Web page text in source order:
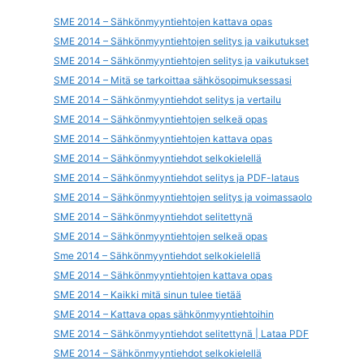
SME 2014 – Sähkönmyyntiehtojen kattava opas
SME 2014 – Sähkönmyyntiehtojen selitys ja vaikutukset
SME 2014 – Sähkönmyyntiehtojen selitys ja vaikutukset
SME 2014 – Mitä se tarkoittaa sähkösopimuksessasi
SME 2014 – Sähkönmyyntiehdot selitys ja vertailu
SME 2014 – Sähkönmyyntiehtojen selkeä opas
SME 2014 – Sähkönmyyntiehtojen kattava opas
SME 2014 – Sähkönmyyntiehdot selkokielellä
SME 2014 – Sähkönmyyntiehdot selitys ja PDF-lataus
SME 2014 – Sähkönmyyntiehtojen selitys ja voimassaolo
SME 2014 – Sähkönmyyntiehdot selitettynä
SME 2014 – Sähkönmyyntiehtojen selkeä opas
Sme 2014 – Sähkönmyyntiehdot selkokielellä
SME 2014 – Sähkönmyyntiehtojen kattava opas
SME 2014 – Kaikki mitä sinun tulee tietää
SME 2014 – Kattava opas sähkönmyyntiehtoihin
SME 2014 – Sähkönmyyntiehdot selitettynä | Lataa PDF
SME 2014 – Sähkönmyyntiehdot selkokielellä